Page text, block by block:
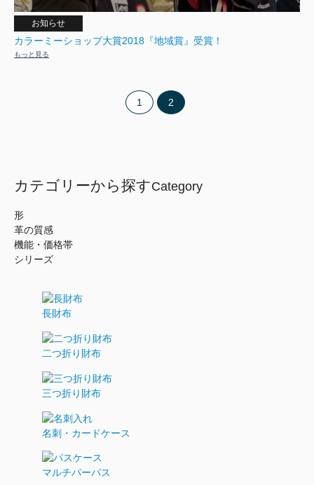
お知らせ
カラーミーショップ大賞2018『地域賞』受賞！
もっと見る
1 2
カテゴリーから探すCategory
形
革の質感
機能・価格帯
シリーズ
長財布
二つ折り財布
三つ折り財布
名刺・カードケース
マルチパーパス